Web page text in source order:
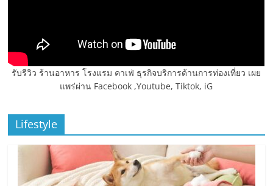
รับรีวิว ร้านอาหาร โรงแรม คาเฟ่ ธุรกิจบริการด้านการท่องเที่ยว เผย
แพร่ผ่าน Facebook ,Youtube, Tiktok, iG
Lifestyle